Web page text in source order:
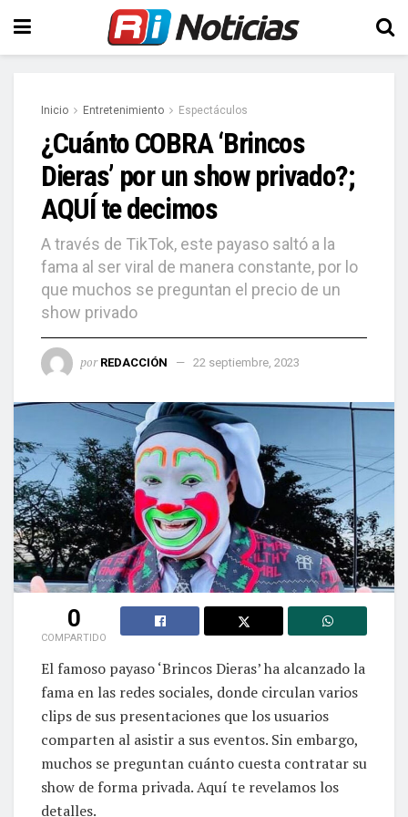
Inicio Entretenimiento Espectáculos
¿Cuánto COBRA ‘Brincos
Dieras’ por un show privado?;
AQUÍ te decimos
A través de TikTok, este payaso saltó a la
fama al ser viral de manera constante, por lo
que muchos se preguntan el precio de un
show privado
por REDACCIÓN 22 septiembre, 2023
0
COMPARTIDO
El famoso payaso ‘Brincos Dieras’ ha alcanzado la
fama en las redes sociales, donde circulan varios
clips de sus presentaciones que los usuarios
comparten al asistir a sus eventos. Sin embargo,
muchos se preguntan cuánto cuesta contratar su
show de forma privada. Aquí te revelamos los
detalles.